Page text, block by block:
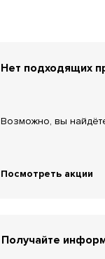
Нет подходящих
Возможно, вы
Посмотреть акции
Получайте